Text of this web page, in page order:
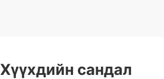
Хүүхдийн сандал